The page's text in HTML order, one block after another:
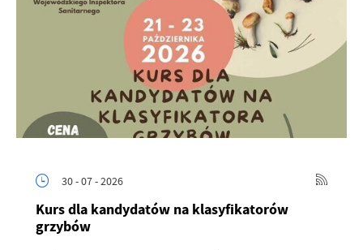
30 - 07 - 2026
Kurs dla kandydatów na klasyfikatorów
grzybów